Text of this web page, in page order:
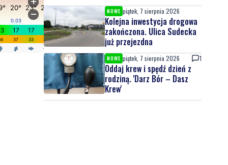
NOWE piątek, 7 sierpnia 2026
Kolejna inwestycja drogowa
zakończona. Ulica Sudecka
już przejezdna
NOWE piątek, 7 sierpnia 2026 1
Oddaj krew i spędź dzień z
rodziną. 'Darz Bór – Dasz
Krew'